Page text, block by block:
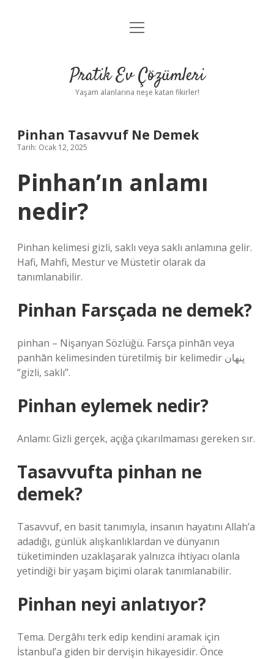
Anasayfa
Yasal Uyarı
menüyü
Pratik Ev Çözümleri
Yaşam alanlarına neşe katan fikirler!
Pinhan Tasavvuf Ne Demek
Tarih: Ocak 12, 2025
Pinhan’ın anlamı
nedir?
Pinhan kelimesi gizli, saklı veya saklı anlamına gelir.
Hafi, Mahfi, Mestur ve Müstetir olarak da
tanımlanabilir.
Pinhan Farsçada ne demek?
pinhan – Nişanyan Sözlüğü. Farsça pinhān veya
panhān kelimesinden türetilmiş bir kelimedir پنهان
“gizli, saklı”.
Pinhan eylemek nedir?
Anlamı: Gizli gerçek, açığa çıkarılmaması gereken sır.
Tasavvufta pinhan ne
demek?
Tasavvuf, en basit tanımıyla, insanın hayatını Allah’a
adadığı, günlük alışkanlıklardan ve dünyanın
tüketiminden uzaklaşarak yalnızca ihtiyacı olanla
yetindiği bir yaşam biçimi olarak tanımlanabilir.
Pinhan neyi anlatıyor?
Tema. Dergâhı terk edip kendini aramak için
İstanbul’a giden bir dervişin hikayesidir. Önce